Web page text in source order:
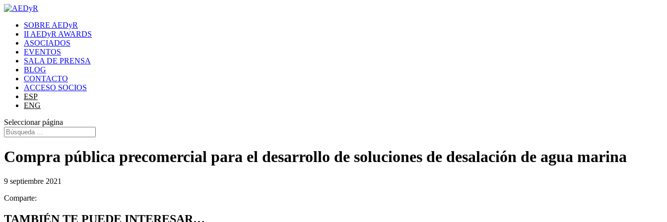
SOBRE AEDyR
II AEDyR AWARDS
ASOCIADOS
EVENTOS
SALA DE PRENSA
BLOG
CONTACTO
ACCESO SOCIOS
ESP
ENG
Seleccionar página
Compra pública precomercial para el desarrollo de soluciones de desalación de agua marina
9 septiembre 2021
Comparte:
TAMBIÉN TE PUEDE INTERESAR…